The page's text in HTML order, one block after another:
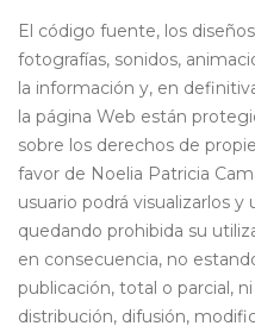
El código fuente, los
fotografías, sonidos,
la información y, en
la página Web están
sobre los derechos de
favor de Noelia Patricia
usuario podrá visualizarlos y
quedando prohibida su
en consecuencia, no
publicación, total o parcial,
distribución, difusión,